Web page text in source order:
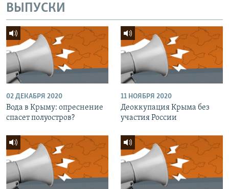
ВЫПУСКИ
02 ДЕКАБРЯ 2020
Вода в Крыму: опреснение
спасет полуостров?
11 НОЯБРЯ 2020
Деоккупация Крыма без
участия России